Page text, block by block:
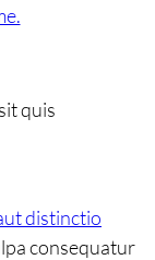
quis
distinctio
consequatur